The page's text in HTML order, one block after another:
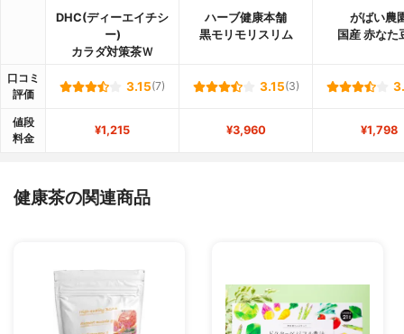
DHC(ディーエイチシ
ー)
カラダ対策茶Ｗ
ハーブ健康本舗
黒モリモリスリム
がばい農
国産 赤なた
口コミ
評価
3.15(7) 3.15(3)
値段
料金
¥1,215 ¥3,960 ¥1,798
健康茶の関連商品